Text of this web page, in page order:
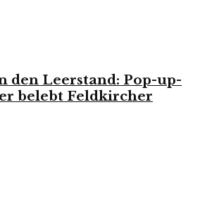
den Leerstand: Pop-up-
belebt Feldkircher